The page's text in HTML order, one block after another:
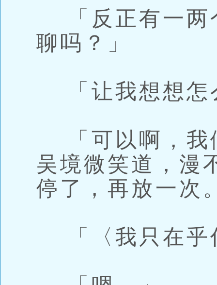
「反正有一两
聊吗？」
「让我想想怎
「可以啊，我
吴境微笑道，漫
停了，再放一次
「〈我只在乎